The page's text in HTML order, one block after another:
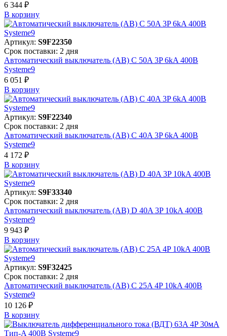
6 344 ₽
В корзинy
Артикул: S9F22350
Срок поставки: 2 дня
Автоматический выключатель (АВ) C 50A 3P 6kA 400В
Systeme9
6 051 ₽
В корзинy
Артикул: S9F22340
Срок поставки: 2 дня
Автоматический выключатель (АВ) C 40A 3P 6kA 400В
Systeme9
4 172 ₽
В корзинy
Артикул: S9F33340
Срок поставки: 2 дня
Автоматический выключатель (АВ) D 40A 3P 10kA 400В
Systeme9
9 943 ₽
В корзинy
Артикул: S9F32425
Срок поставки: 2 дня
Автоматический выключатель (АВ) C 25A 4P 10kA 400В
Systeme9
10 126 ₽
В корзинy